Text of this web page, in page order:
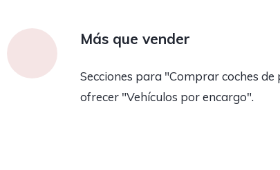
Más que vender
Secciones para "Comprar coches
ofrecer "Vehículos por encargo".